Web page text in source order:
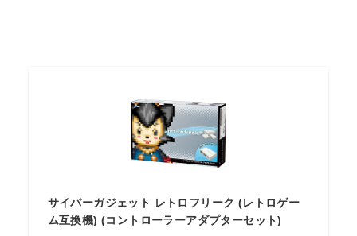
サイバーガジェット レトロフリーク (レトロゲー
ム互換機) (コントローラーアダプターセット)